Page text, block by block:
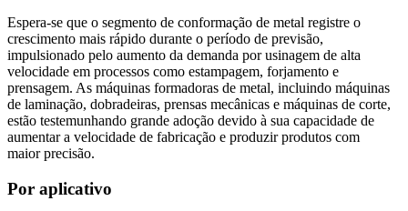
Espera-se que o segmento de conformação de metal registre o
crescimento mais rápido durante o período de previsão,
impulsionado pelo aumento da demanda por usinagem de alta
velocidade em processos como estampagem, forjamento e
prensagem. As máquinas formadoras de metal, incluindo máquinas
de laminação, dobradeiras, prensas mecânicas e máquinas de corte,
estão testemunhando grande adoção devido à sua capacidade de
aumentar a velocidade de fabricação e produzir produtos com
maior precisão.
Por aplicativo